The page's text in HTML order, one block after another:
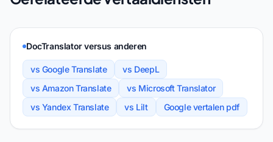
DocTranslator versus anderen
vs Google Translate
vs DeepL
vs Amazon Translate
vs Microsoft Translator
vs Yandex Translate
vs Lilt Google vertalen pdf